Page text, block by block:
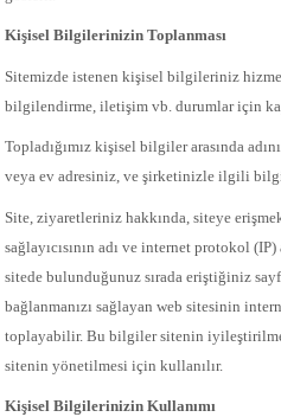
Kişisel Bilgilerinizin Toplanması
Sitemizde istenen kişisel bilgileriniz
bilgilendirme, iletişim vb. durumlar için
Topladığımız kişisel bilgiler arasında
veya ev adresiniz, ve şirketinizle ilgili
Site, ziyaretleriniz hakkında, siteye
sağlayıcısının adı ve internet protokol
sitede bulunduğunuz sırada eriştiğiniz
bağlanmanızı sağlayan web sitesinin
toplayabilir. Bu bilgiler sitenin
sitenin yönetilmesi için kullanılır.
Kişisel Bilgilerinizin Kullanımı